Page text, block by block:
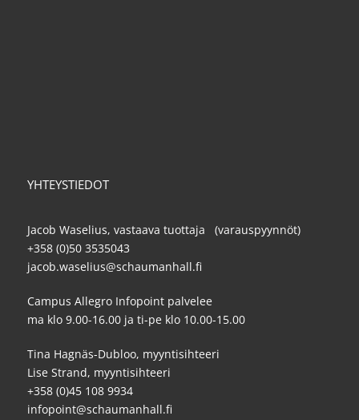
YHTEYSTIEDOT
Jacob Waselius, vastaava tuottaja (varauspyynnöt)
+358 (0)50 3535043
jacob.waselius@schaumanhall.fi
Campus Allegro Infopoint palvelee
ma klo 9.00-16.00 ja ti-pe klo 10.00-15.00
Tina Hagnäs-Dubloo, myyntisihteeri
Lise Strand, myyntisihteeri
+358 (0)45 108 9934
infopoint@schaumanhall.fi